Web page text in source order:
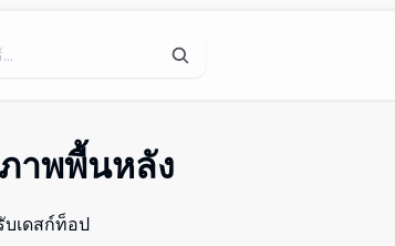
าพพื้นหลัง
บเดสก์ท็อป